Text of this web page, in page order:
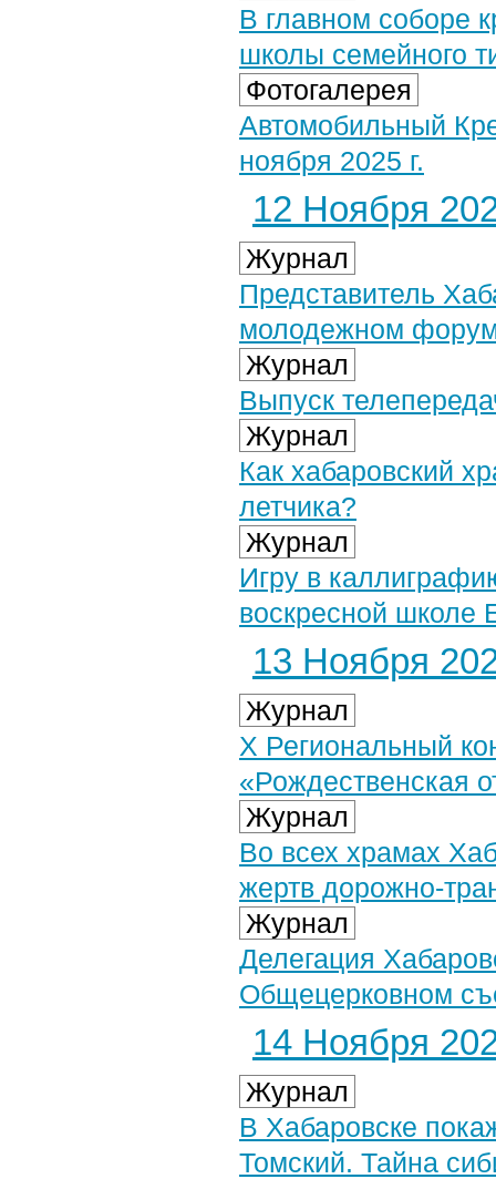
В главном соборе
школы семейного
Фотогалерея
Автомобильный
ноября 2025 г.
12 Ноября
Журнал
Представитель
молодежном
Журнал
Выпуск
Журнал
Как хабаровский
летчика?
Журнал
Игру в
воскресной школе
13 Ноября
Журнал
X Региональный
«Рождественская
Журнал
Во всех храмах
жертв дорожно-
Журнал
Делегация
Общецерковном
14 Ноября
Журнал
В Хабаровске
Томский. Тайна